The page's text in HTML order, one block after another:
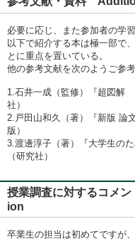
必要に応じ、また参加者の学
以下で紹介する本は極一部で
とに重点を置いている。
他の参考文献を次のようご参考
1.石井一成（監修）『超図解
社）
2.戸田山和久（著）『新版 論
版）
3.渡邊淳子（著）『大学生の
（研究社）
授業調査に対するコメ
ion
卒業生の担当は初めてですが